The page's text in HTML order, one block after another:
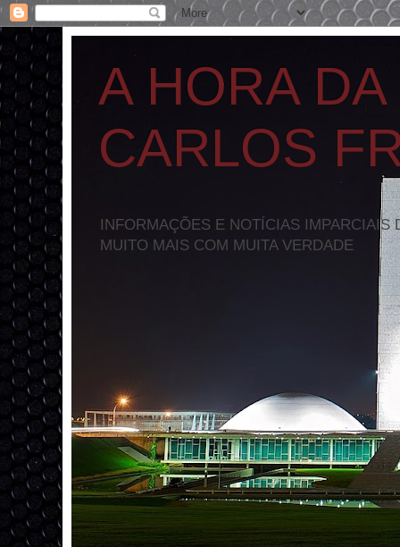
A HORA
CARLOS
INFORMAÇÕES E NOTÍCIAS
MUITO MAIS COM MUITA VERDADE